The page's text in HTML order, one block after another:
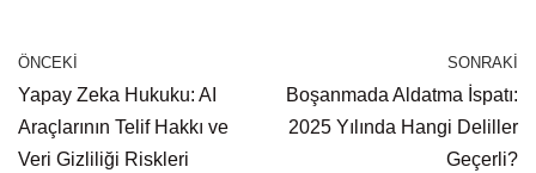
ÖNCEKI
Yapay Zeka Hukuku: AI
Araçlarının Telif Hakkı ve
Veri Gizliliği Riskleri
SONRAKI
Boşanmada Aldatma İspatı:
2025 Yılında Hangi Deliller
Geçerli?